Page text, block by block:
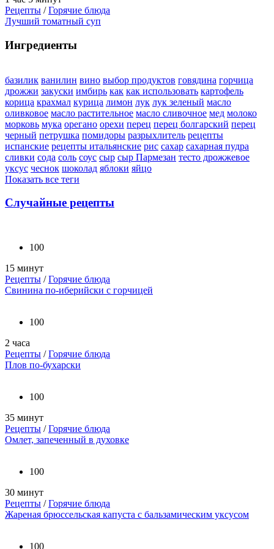
Рецепты /Горячие блюда
Лучший томатный суп
Ингредиенты
базилик ванилин вино выбор продуктов говядина горчица
дрожжи закуски имбирь как как использовать картофель
корица крахмал курица лимон лук лук зеленый масло
оливковое масло растительное масло сливочное мед молоко
морковь мука орегано орехи перец перец болгарский перец
черный петрушка помидоры разрыхлитель рецепты
испанские рецепты итальянские рис сахар сахарная пудра
сливки сода соль соус сыр сыр Пармезан тесто дрожжевое
уксус чеснок шоколад яблоки яйцо
Показать все теги
Случайные рецепты
100
15 минут
Рецепты /Горячие блюда
Свинина по-иберийски с горчицей
100
2 часа
Рецепты /Горячие блюда
Плов по-бухарски
100
35 минут
Рецепты /Горячие блюда
Омлет, запеченный в духовке
100
30 минут
Рецепты /Горячие блюда
Жареная брюссельская капуста с бальзамическим уксусом
100